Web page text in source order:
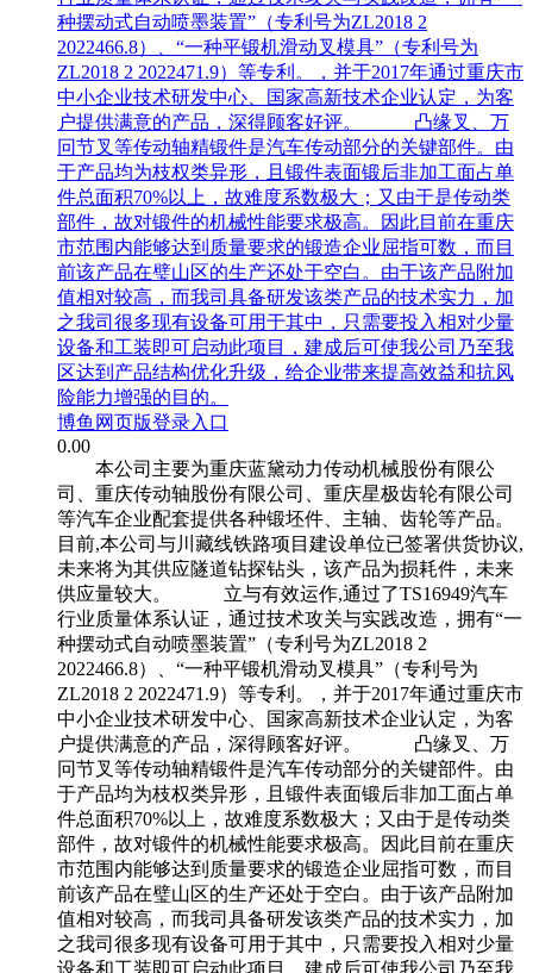
种摆动式自动喷墨装置”（专利号为ZL2018 2
2022466.8）、“一种平锻机滑动叉模具”（专利号为
ZL2018 2 2022471.9）等专利。，并于2017年通过重庆市
中小企业技术研发中心、国家高新技术企业认定，为客
户提供满意的产品，深得顾客好评。 凸缘叉、万
冋节叉等传动轴精锻件是汽车传动部分的关键部件。由
于产品均为枝权类异形，且锻件表面锻后非加工面占单
件总面积70%以上，故难度系数极大；又由于是传动类
部件，故对锻件的机械性能要求极高。因此目前在重庆
市范围内能够达到质量要求的锻造企业屈指可数，而目
前该产品在璧山区的生产还处于空白。由于该产品附加
值相对较高，而我司具备研发该类产品的技术实力，加
之我司很多现有设备可用于其中，只需要投入相对少量
设备和工装即可启动此项目，建成后可使我公司乃至我
区达到产品结构优化升级，给企业带来提高效益和抗风
险能力增强的目的。
博鱼网页版登录入口
0.00
本公司主要为重庆蓝黛动力传动机械股份有限公
司、重庆传动轴股份有限公司、重庆星极齿轮有限公司
等汽车企业配套提供各种锻坯件、主轴、齿轮等产品。
目前,本公司与川藏线铁路项目建设单位已签署供货协议,
未来将为其供应隧道钻探钻头，该产品为损耗件，未来
供应量较大。 立与有效运作,通过了TS16949汽车
行业质量体系认证，通过技术攻关与实践改造，拥有“一
种摆动式自动喷墨装置”（专利号为ZL2018 2
2022466.8）、“一种平锻机滑动叉模具”（专利号为
ZL2018 2 2022471.9）等专利。，并于2017年通过重庆市
中小企业技术研发中心、国家高新技术企业认定，为客
户提供满意的产品，深得顾客好评。 凸缘叉、万
冋节叉等传动轴精锻件是汽车传动部分的关键部件。由
于产品均为枝权类异形，且锻件表面锻后非加工面占单
件总面积70%以上，故难度系数极大；又由于是传动类
部件，故对锻件的机械性能要求极高。因此目前在重庆
市范围内能够达到质量要求的锻造企业屈指可数，而目
前该产品在璧山区的生产还处于空白。由于该产品附加
值相对较高，而我司具备研发该类产品的技术实力，加
之我司很多现有设备可用于其中，只需要投入相对少量